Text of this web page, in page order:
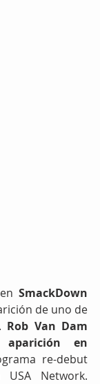
SmackDown
de uno de
Rob Van Dam
en
re-debut
Network.